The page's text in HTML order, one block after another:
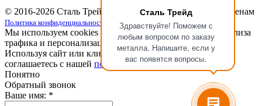
Сталь Трейд
Здравствуйте! Поможем с
любым вопросом по заказу
металла. Напишите, если у
вас появятся вопросы.
© 2016-2026 Сталь Трейд Металлопрокатпо выгодным ценам
Политика конфиденциальности
Мы используем cookies для улучшения работы сайта, анализа
трафика и персонализации.
Используя сайт или кликая на кнопку "Понятно", вы
соглашаетесь с нашей политикой конфиденциальности
Понятно
Обратный звонок
Ваше имя: *